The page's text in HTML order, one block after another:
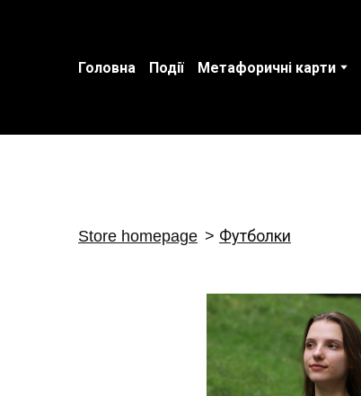
Головна Події Метафоричні карти
Store homepage Футболки